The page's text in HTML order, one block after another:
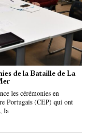
de la Bataille de La
les cérémonies en
Portugais (CEP) qui ont
la